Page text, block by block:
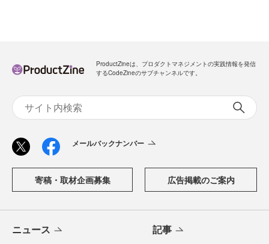
ProductZineは、プロダクトマネジメントの実践情報を発信
するCodeZineのサブチャンネルです。
メールバックナンバー
寄稿・取材企画募集 広告掲載のご案内
ニュース 記事